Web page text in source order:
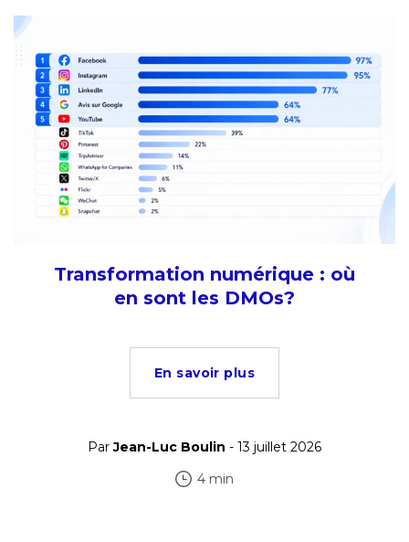
Transformation numérique : où
en sont les DMOs?
En savoir plus
ParJean-Luc Boulin - 13 juillet 2026
4 min